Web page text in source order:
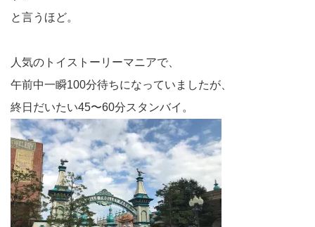
と言うほど。
人気のトイストーリーマニアで、
午前中一瞬100分待ちになっていましたが、
終日だいたい45〜60分スタンバイ。